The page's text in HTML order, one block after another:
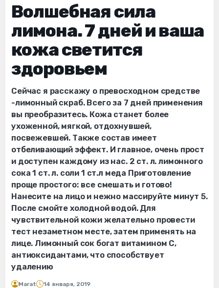
Волшебная сила
лимона. 7 дней и ваша
кожа светится
здоровьем
Сейчас я расскажу о превосходном средстве
-лимонный скраб. Всего за 7 дней применения
вы преобразитесь. Кожа станет более
ухоженной, мягкой, отдохнувшей,
посвежевшей. Также состав имеет
отбеливающий эффект. И главное, очень прост
и доступен каждому из нас. 2 ст. л. лимонного
сока 1 ст. л. соли 1 ст.л меда Приготовление
проще простого: все смешать и готово!
Нанесите на лицо и нежно массируйте минут 5.
После смойте холодной водой. Для
чувствительной кожи желательно провести
тест незаметном месте, затем применять на
лице. Лимонный сок богат витамином С,
антиоксидантами, что способствует
удалению
Marat 14 января, 2019